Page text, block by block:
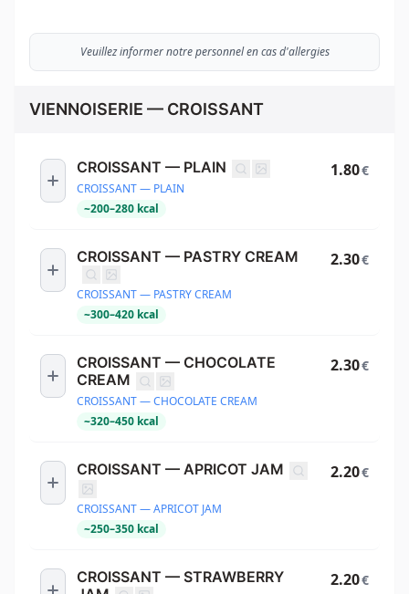
Veuillez informer notre personnel en cas d'allergies
VIENNOISERIE — CROISSANT
CROISSANT — PLAIN
CROISSANT — PLAIN
~200–280 kcal
1.80€
CROISSANT — PASTRY CREAM
CROISSANT — PASTRY CREAM
~300–420 kcal
2.30€
CROISSANT — CHOCOLATE
CREAM
CROISSANT — CHOCOLATE CREAM
~320–450 kcal
2.30€
CROISSANT — APRICOT JAM
CROISSANT — APRICOT JAM
~250–350 kcal
2.20€
CROISSANT — STRAWBERRY
2.20€